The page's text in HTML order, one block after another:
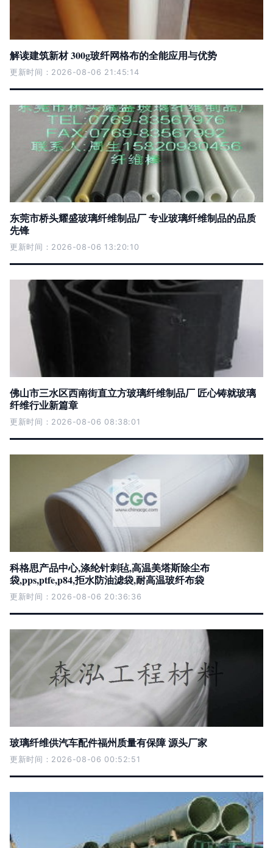
解读建筑新材 300g玻纤网格布的全能应用与优势
更新时间：2026-08-06 21:45:14
东莞市桥头耀盛玻璃纤维制品厂 专业玻璃纤维制品的品质
先锋
更新时间：2026-08-06 13:20:10
佛山市三水区西南街直立方玻璃纤维制品厂 匠心铸就玻璃
纤维行业新篇章
更新时间：2026-08-06 08:38:01
科格思产品中心,涤纶针刺毡,高温美塔斯除尘布
袋,pps,ptfe,p84,拒水防油滤袋,耐高温玻纤布袋
更新时间：2026-08-06 20:36:36
玻璃纤维供汽车配件福州质量有保障 源头厂家
更新时间：2026-08-06 00:52:51